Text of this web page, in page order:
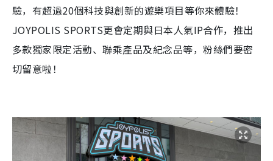
驗，有超過20個科技與創新的遊樂項目等你來體驗！
JOYPOLIS SPORTS更會定期與日本人氣IP合作，推出
多款獨家限定活動、聯乘產品及紀念品等，粉絲們要密
切留意啦！